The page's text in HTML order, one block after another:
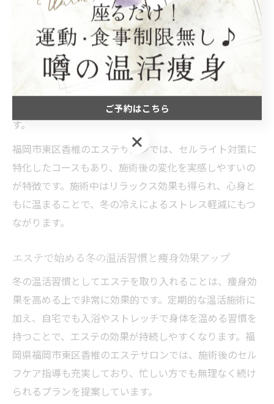
温活エステで血流促進とセルライト対策を実感
冬の冷えは血流の停滞を招き、セルライトの原因にもつ
ながります。温活エステでは、温めながらのハンドマッ
サージや特殊機器を使った施術で血行を改善し、セルラ
イトを柔らかくして分解を促進。これにより、肌の凹凸
が目立ちにくくなり、見た目の若々しさもアップしま
す。
福岡市東区香椎のエステサロンでは、セルライト対策に
特化したコースもあり、施術後の変化を実感しやすいの
が特徴です。施術中はリラックス効果も得られ、心身と
もに温まることで、冬の冷えによるストレス軽減にもつ
ながります。
エステで始める冬の温活習慣と痩身効果アップ
冬の温活習慣としてエステを取り入れることは、痩身効
果を高める上で非常に効果的です。定期的な温活施術に
加え、自宅でも入浴やストレッチで身体を温める習慣を
持つことで、エステの効果が持続しやすくなります。福
岡県福岡市東区香椎のエステサロンでは、施術後のセル
フケア指導も充実しており、忙しい方でも無理なく続け
られるプランを提案しています。
ご予約はこちら
ご予約はこちら